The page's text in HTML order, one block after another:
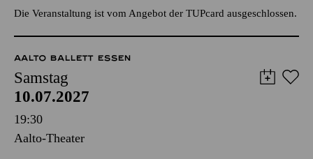
Die Veranstaltung ist vom Angebot der TUPcard ausgeschlossen.
AALTO BALLETT ESSEN
Samstag
10.07.2027
19:30
Aalto-Theater